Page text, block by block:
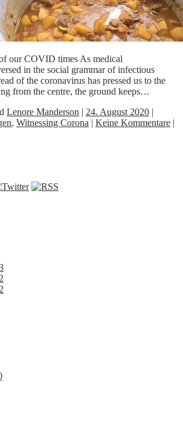
our COVID times As medical
in the social grammar of infectious
of the coronavirus has pressed us to the
from the centre, the ground keeps…
Lenore Manderson 24. August 2020
, Witnessing Corona Keine Kommentare